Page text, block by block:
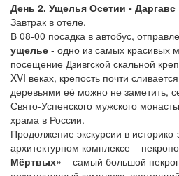
День 2. Ущелья Осетии - Даргавс
Завтрак в отеле.
В 08-00 посадка в автобус,
ущелье - одно из самых красивых
посещение Дзивгской скальной
XVI веках, крепость почти
деревьями её можно не заметить,
Свято-Успенского мужского
храма в России.
Продолжение экскурсии в
архитектурном комплексе –
Мёртвых» – самый большой